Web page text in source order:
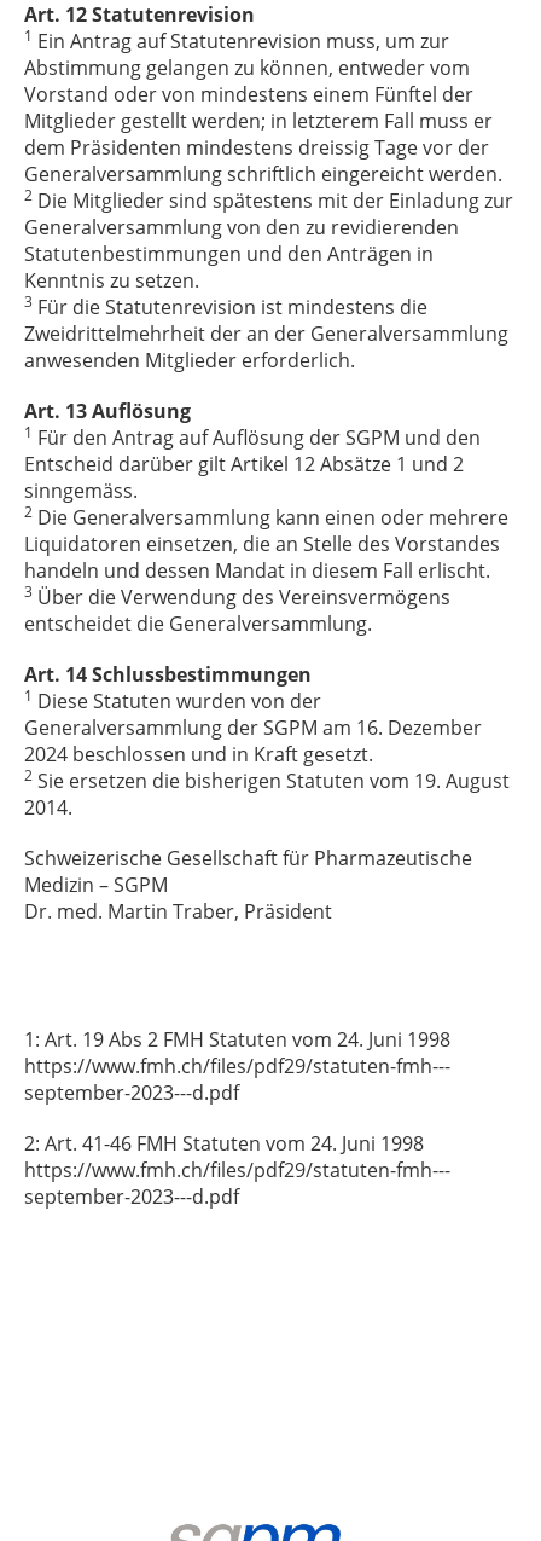
Art. 12 Statutenrevision
1 Ein Antrag auf Statutenrevision muss, um zur
Abstimmung gelangen zu können, entweder vom
Vorstand oder von mindestens einem Fünftel der
Mitglieder gestellt werden; in letzterem Fall muss er
dem Präsidenten mindestens dreissig Tage vor der
Generalversammlung schriftlich eingereicht werden.
2 Die Mitglieder sind spätestens mit der Einladung zur
Generalversammlung von den zu revidierenden
Statutenbestimmungen und den Anträgen in
Kenntnis zu setzen.
3 Für die Statutenrevision ist mindestens die
Zweidrittelmehrheit der an der Generalversammlung
anwesenden Mitglieder erforderlich.
Art. 13 Auflösung
1 Für den Antrag auf Auflösung der SGPM und den
Entscheid darüber gilt Artikel 12 Absätze 1 und 2
sinngemäss.
2 Die Generalversammlung kann einen oder mehrere
Liquidatoren einsetzen, die an Stelle des Vorstandes
handeln und dessen Mandat in diesem Fall erlischt.
3 Über die Verwendung des Vereinsvermögens
entscheidet die Generalversammlung.
Art. 14 Schlussbestimmungen
1 Diese Statuten wurden von der
Generalversammlung der SGPM am 16. Dezember
2024 beschlossen und in Kraft gesetzt.
2 Sie ersetzen die bisherigen Statuten vom 19. August
2014.
Schweizerische Gesellschaft für Pharmazeutische
Medizin – SGPM
Dr. med. Martin Traber, Präsident
1: Art. 19 Abs 2 FMH Statuten vom 24. Juni 1998
https://www.fmh.ch/files/pdf29/statuten-fmh---
september-2023---d.pdf
2: Art. 41-46 FMH Statuten vom 24. Juni 1998
https://www.fmh.ch/files/pdf29/statuten-fmh---
september-2023---d.pdf